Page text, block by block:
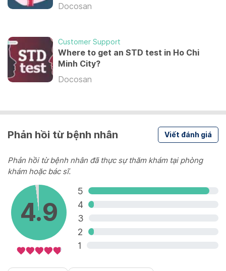
Docosan
Customer Support
Where to get an STD test in Ho Chi
Minh City?
Docosan
Phản hồi từ bệnh nhân Viết đánh giá
Phản hồi từ bệnh nhân đã thực sự thăm khám tại phòng
khám hoặc bác sĩ.
4.9
5
4
3
2
1